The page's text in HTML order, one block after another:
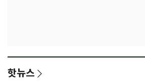
핫뉴스